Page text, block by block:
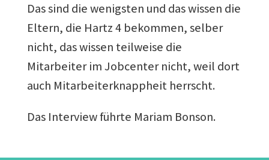
Das sind die wenigsten und das wissen die
Eltern, die Hartz 4 bekommen, selber
nicht, das wissen teilweise die
Mitarbeiter im Jobcenter nicht, weil dort
auch Mitarbeiterknappheit herrscht.
Das Interview führte Mariam Bonson.